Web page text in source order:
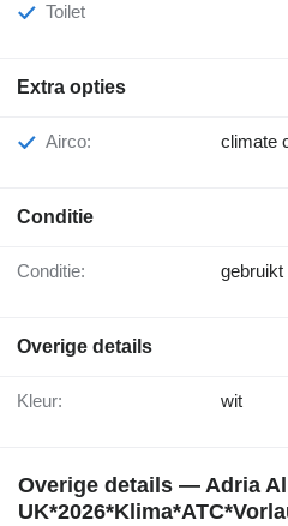
Toilet
Extra opties
Airco: climate
Conditie
Conditie: gebruikt
Overige details
Kleur: wit
Overige details — Adria